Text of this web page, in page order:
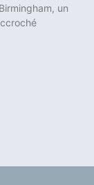
un